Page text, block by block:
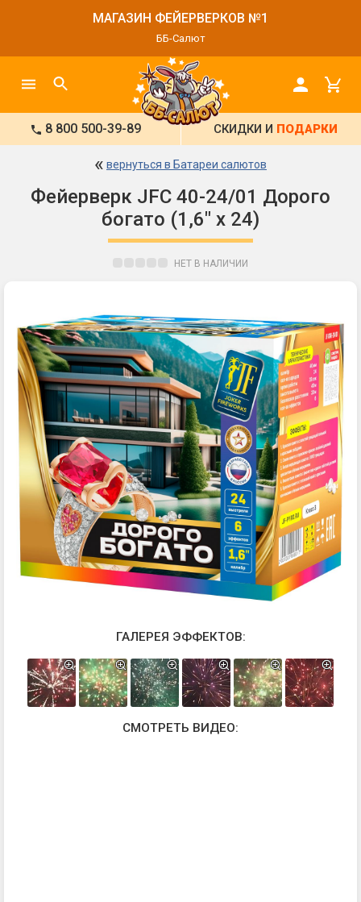
МАГАЗИН ФЕЙЕРВЕРКОВ №1
ББ-Салют
8 800 500-39-89 СКИДКИ И ПОДАРКИ
« вернуться в Батареи салютов
Фейерверк JFC 40-24/01 Дорого
богато (1,6" х 24)
НЕТ В НАЛИЧИИ
ГАЛЕРЕЯ ЭФФЕКТОВ:
СМОТРЕТЬ ВИДЕО: